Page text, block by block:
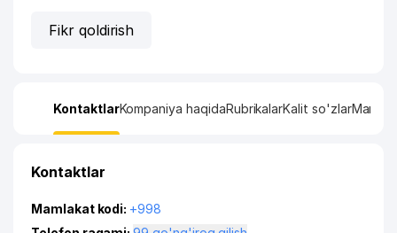
Fikr qoldirish
KontaktlarKompaniya haqidaRubrikalarKalit so'zlarManzil
Kontaktlar
Mamlakat kodi: +998